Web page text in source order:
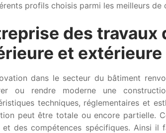
profils choisis parmi les meilleurs de
des travaux
et
dans le secteur du bâtiment
ou rendre moderne une
techniques, réglementaires et
peut être totale ou encore partielle.
et des compétences spécifiques. Ainsi